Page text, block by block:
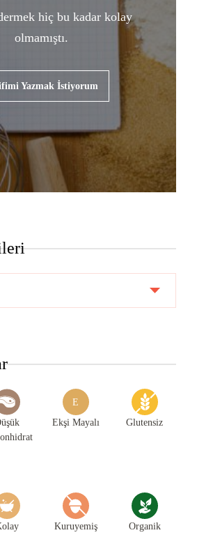
hiç bu kadar kolay
olmamıştı.
Yazmak İstiyorum
E
Ekşi Mayalı Glutensiz
Kuruyemiş
Organik